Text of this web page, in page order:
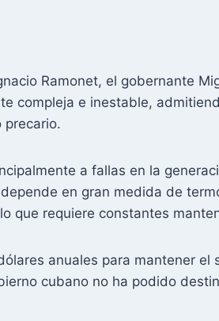
Ramonet, el gobernante
compleja e inestable,
precario.
a fallas en la
en gran medida de
que requiere constantes
anuales para mantener el
cubano no ha podido